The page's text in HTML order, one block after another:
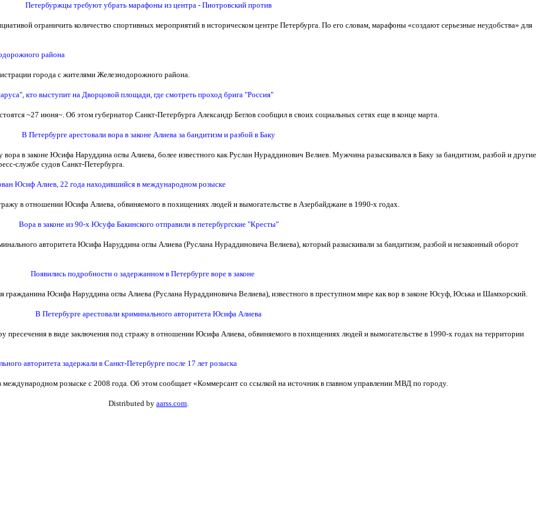
Петербуржцы требуют убрать марафоны из центра - Пиотровский против
ограничить количество спортивных мероприятий в историческом центре Петербурга. По его словам, марафоны «создают серьезные неудобства» для
района
города с жителями Железнодорожного района.
кто выступит на Дворцовой площади, где смотреть проход брига "Россия"
~27 июня~. Об этом губернатор Санкт-Петербурга Александр Беглов сообщил в своих социальных сетях еще в конце марта.
В Петербурге арестовали вора в законе Алиева за бандитизм и разбой в Баку
в законе Юсифа Наруддина оглы Алиева, более известного как Руслан Нураддинович Велиев. Мужчина разыскивался в Баку за бандитизм, разбой и другие
службе судов Санкт-Петербурга.
Юсиф Алиев, 22 года находившийся в международном розыске
в отношении Юсифа Алиева, обвиняемого в похищениях людей и вымогательстве в Азербайджане в 1990-х годах.
Вора в законе из 90-х Юсуфа Бакинского отправили в петербургские "Кресты"
авторитета Юсифа Наруддина оглы Алиева (Руслана Нураддиновича Велиева), который разыскивали за бандитизм, разбой и незаконный оборот
Появились подробности о задержанном в Петербурге воре в законе
гражданина Юсифа Наруддина оглы Алиева (Руслана Нураддиновича Велиева), известного в преступном мире как вор в законе Юсуф, Юська и Шамхорский.
В Петербурге арестовали криминального авторитета Юсифа Алиева
в виде заключения под стражу в отношении Юсифа Алиева, обвиняемого в похищениях людей и вымогательстве в 1990-х годах на территории
авторитета задержали в Санкт-Петербурге после 17 лет розыска
розыске с 2008 года. Об этом сообщает «Коммерсант со ссылкой на источник в главном управлении МВД по городу.
Distributed by aarss.com.